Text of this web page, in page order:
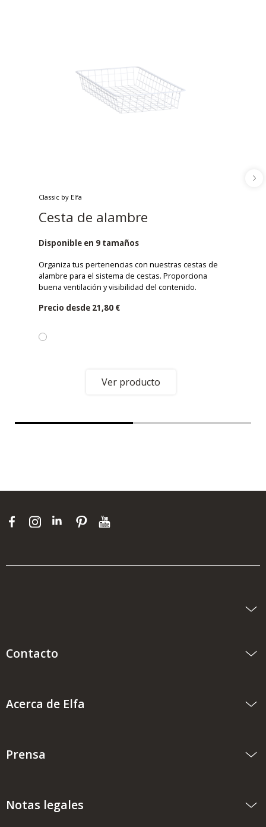
Classic by Elfa
Cesta de alambre
Disponible en 9 tamaños
Organiza tus pertenencias con nuestras cestas de
alambre para el sistema de cestas. Proporciona
buena ventilación y visibilidad del contenido.
Precio desde 21,80 €
Ver producto
Contacto
Acerca de Elfa
Prensa
Notas legales